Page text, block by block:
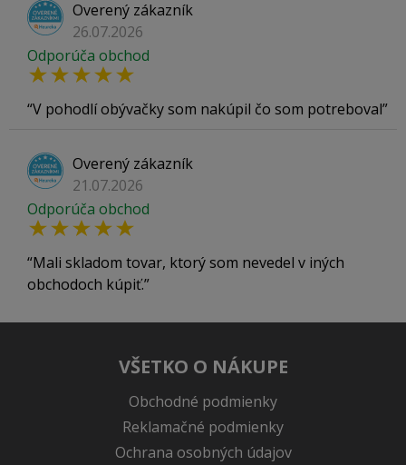
Overený zákazník
26.07.2026
Odporúča obchod
V pohodlí obývačky som nakúpil čo som potreboval
Overený zákazník
21.07.2026
Odporúča obchod
Mali skladom tovar, ktorý som nevedel v iných
obchodoch kúpiť.
VŠETKO O NÁKUPE
Obchodné podmienky
Reklamačné podmienky
Ochrana osobných údajov